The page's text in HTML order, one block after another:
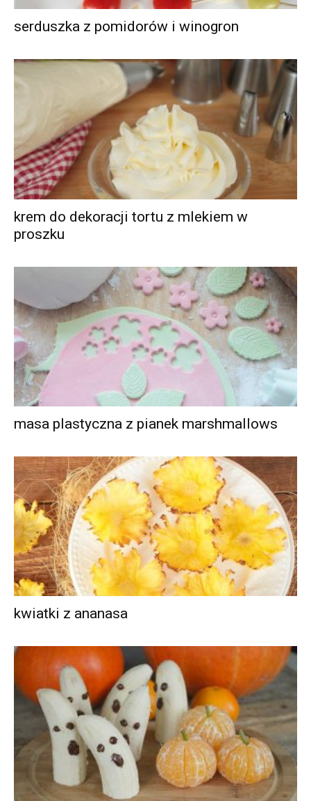
serduszka z pomidorów i winogron
krem do dekoracji tortu z mlekiem w
proszku
masa plastyczna z pianek marshmallows
kwiatki z ananasa